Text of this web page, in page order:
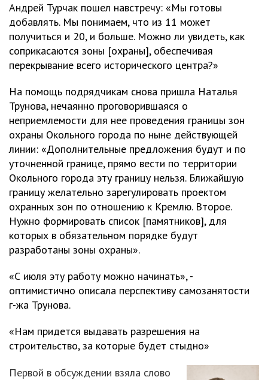
Андрей Турчак пошел навстречу: «Мы готовы
добавлять. Мы понимаем, что из 11 может
получиться и 20, и больше. Можно ли увидеть, как
соприкасаются зоны [охраны], обеспечивая
перекрывание всего исторического центра?»
На помощь подрядчикам снова пришла Наталья
Трунова, нечаянно проговорившаяся о
неприемлемости для нее проведения границы зон
охраны Окольного города по ныне действующей
линии: «Дополнительные предложения будут и по
уточненной границе, прямо вести по территории
Окольного города эту границу нельзя. Ближайшую
границу желательно зарегулировать проектом
охранных зон по отношению к Кремлю. Второе.
Нужно формировать список [памятников], для
которых в обязательном порядке будут
разработаны зоны охраны».
«С июля эту работу можно начинать», -
оптимистично описала перспективу самозанятости
г-жа Трунова.
«Нам придется выдавать разрешения на
строительство, за которые будет стыдно»
Первой в обсуждении взяла слово